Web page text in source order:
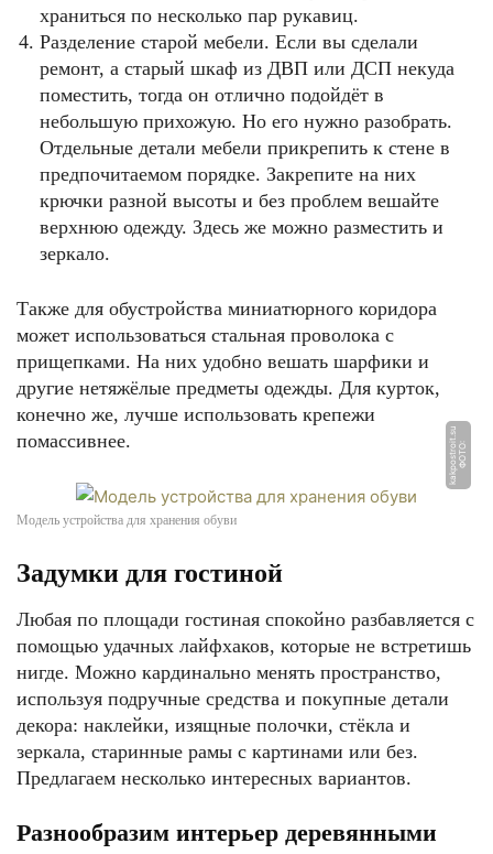
храниться по несколько пар рукавиц.
Разделение старой мебели. Если вы сделали
ремонт, а старый шкаф из ДВП или ДСП некуда
поместить, тогда он отлично подойдёт в
небольшую прихожую. Но его нужно разобрать.
Отдельные детали мебели прикрепить к стене в
предпочитаемом порядке. Закрепите на них
крючки разной высоты и без проблем вешайте
верхнюю одежду. Здесь же можно разместить и
зеркало.
Также для обустройства миниатюрного коридора
может использоваться стальная проволока с
прищепками. На них удобно вешать шарфики и
другие нетяжёлые предметы одежды. Для курток,
конечно же, лучше использовать крепежи
помассивнее.
Ф
О
Т
О:
k
a
k
p
o
s
t
r
oi
t.
s
u
Модель устройства для хранения обуви
Задумки для гостиной
Любая по площади гостиная спокойно разбавляется с
помощью удачных лайфхаков, которые не встретишь
нигде. Можно кардинально менять пространство,
используя подручные средства и покупные детали
декора: наклейки, изящные полочки, стёкла и
зеркала, старинные рамы с картинами или без.
Предлагаем несколько интересных вариантов.
Разнообразим интерьер деревянными